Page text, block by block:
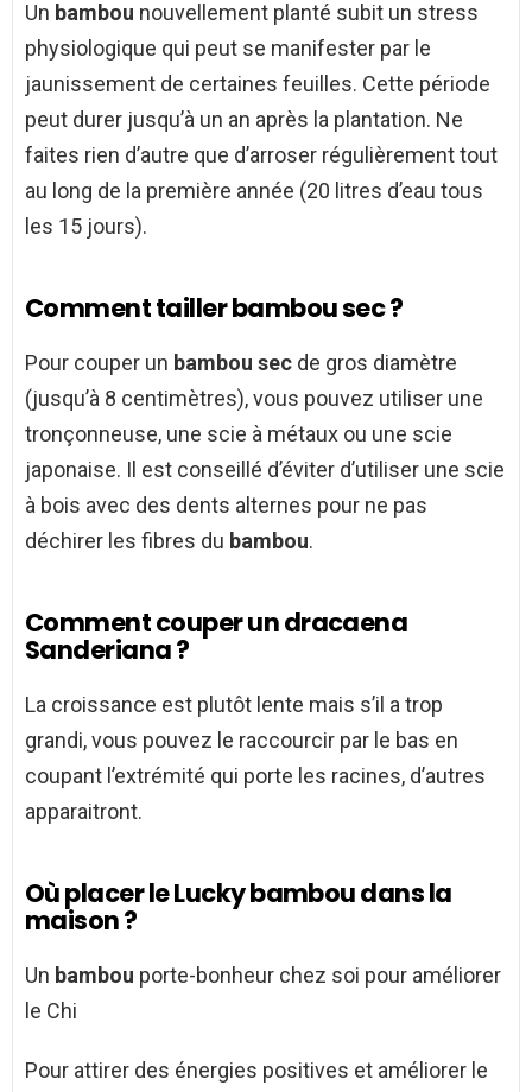
Un bambou nouvellement planté subit un stress
physiologique qui peut se manifester par le
jaunissement de certaines feuilles. Cette période
peut durer jusqu’à un an après la plantation. Ne
faites rien d’autre que d’arroser régulièrement tout
au long de la première année (20 litres d’eau tous
les 15 jours).
Comment tailler bambou sec ?
Pour couper un bambou sec de gros diamètre
(jusqu’à 8 centimètres), vous pouvez utiliser une
tronçonneuse, une scie à métaux ou une scie
japonaise. Il est conseillé d’éviter d’utiliser une scie
à bois avec des dents alternes pour ne pas
déchirer les fibres du bambou.
Comment couper un dracaena
Sanderiana ?
La croissance est plutôt lente mais s’il a trop
grandi, vous pouvez le raccourcir par le bas en
coupant l’extrémité qui porte les racines, d’autres
apparaitront.
Où placer le Lucky bambou dans la
maison ?
Un bambou porte-bonheur chez soi pour améliorer
le Chi
Pour attirer des énergies positives et améliorer le